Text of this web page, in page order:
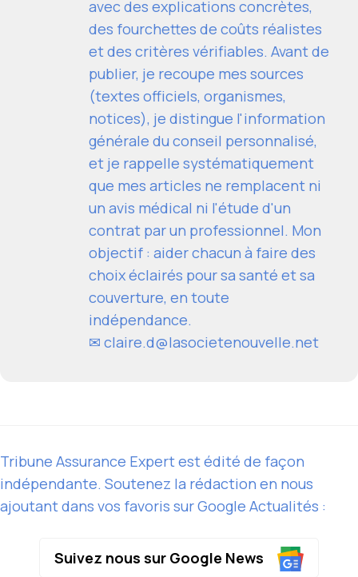
avec des explications concrètes,
des fourchettes de coûts réalistes
et des critères vérifiables. Avant de
publier, je recoupe mes sources
(textes officiels, organismes,
notices), je distingue l'information
générale du conseil personnalisé,
et je rappelle systématiquement
que mes articles ne remplacent ni
un avis médical ni l'étude d'un
contrat par un professionnel. Mon
objectif : aider chacun à faire des
choix éclairés pour sa santé et sa
couverture, en toute
indépendance.
✉ claire.d@lasocietenouvelle.net
Tribune Assurance Expert est édité de façon
indépendante. Soutenez la rédaction en nous
ajoutant dans vos favoris sur Google Actualités :
Suivez nous sur Google News